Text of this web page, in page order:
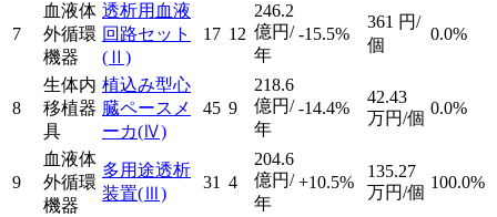
7
血液体
外循環
機器
透析用血液
回路セット
(Ⅱ)
17 12
246.2
億円/
年
-15.5%
361 円/
個
0.0%
8
生体内
移植器
具
植込み型心
臓ペースメ
ーカ(Ⅳ)
45 9
218.6
億円/
年
-14.4%
42.43
万円/個
0.0%
9
血液体
外循環
機器
多用途透析
装置(Ⅲ)
31 4
204.6
億円/
年
+10.5%
135.27
万円/個
100.0%